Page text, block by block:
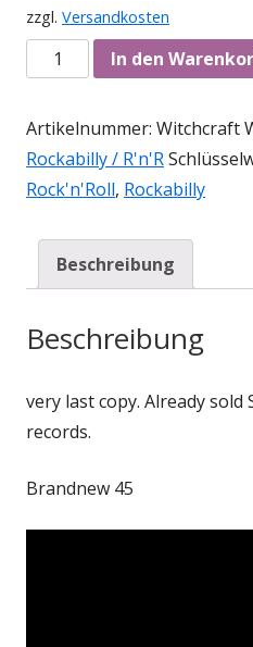
zzgl. Versandkosten
Anzahl In den
Artikelnummer: Witchcraft
Rockabilly / R'n'R
Rock'n'Roll, Rockabilly
Beschreibung
Beschreibung
very last copy. Already
records.
Brandnew 45